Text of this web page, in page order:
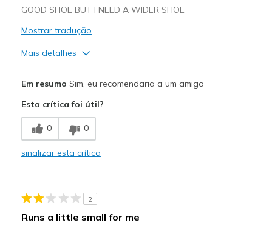
View On Shoes Shoes are for Wearing
GOOD SHOE BUT I NEED A WIDER SHOE
Mostrar tradução
Mais detalhes
Melhores utilizações
Casual Wear
View On Shoes
Shoes are for Wearing
Em resumo Sim, eu recomendaria a um amigo
Esta crítica foi útil?
0 0
sinalizar esta crítica
2
Runs a little small for me